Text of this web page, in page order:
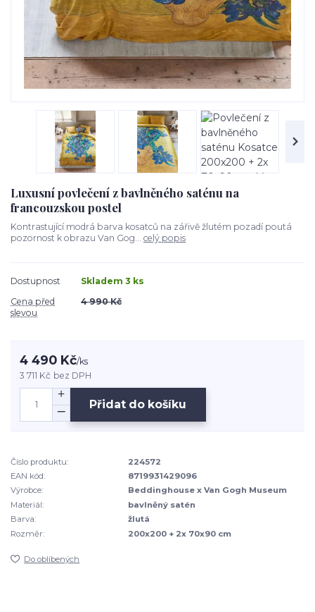
Luxusní povlečení z bavlněného saténu na
francouzskou postel
Kontrastující modrá barva kosatců na zářivě žlutém pozadí poutá
pozornost k obrazu Van Gog... celý popis
Dostupnost
Skladem 3 ks
Cena před
slevou
4 990 Kč
4 490 Kč/ks
3 711 Kč bez DPH
Přidat do košíku
Číslo produktu:
224572
EAN kód:
8719931429096
Výrobce:
Beddinghouse x Van Gogh Museum
Materiál:
bavlněný satén
Barva:
žlutá
Rozměr:
200x200 + 2x 70x90 cm
Do oblíbených